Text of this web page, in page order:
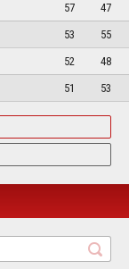
57
47
53
55
52
48
51 53